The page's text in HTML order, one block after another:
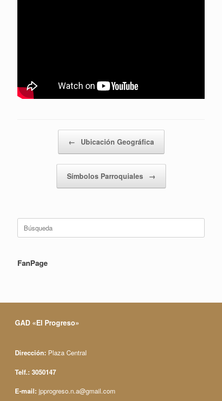
← Ubicación Geográfica
Símbolos Parroquiales →
Buscar:
FanPage
GAD «El Progreso»
Dirección: Plaza Central
Telf.: 3050147
E-mail: jpprogreso.n.a@gmail.com